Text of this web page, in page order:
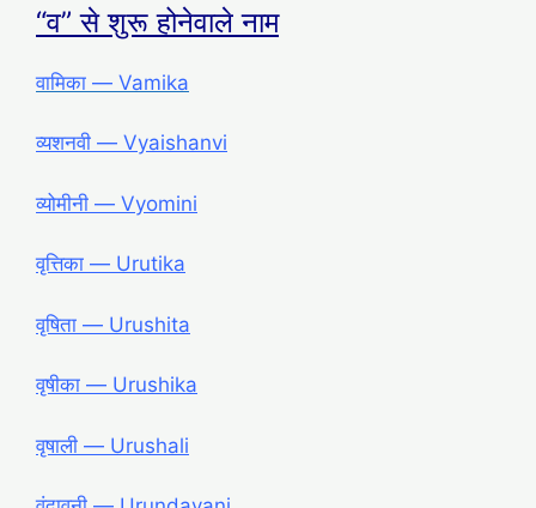
“व” से शुरू होनेवाले नाम
वामिका ― Vamika
व्यशनवी ― Vyaishanvi
व्योमीनी ― Vyomini
वृत्तिका ― Urutika
वृषिता ― Urushita
वृषीका ― Urushika
वृषाली ― Urushali